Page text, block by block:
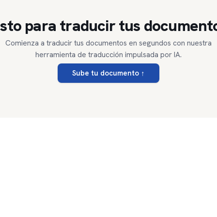
para traducir tus
Comienza a traducir tus documentos en segundos con nuestra
herramienta de traducción impulsada por IA.
Sube tu documento ↑